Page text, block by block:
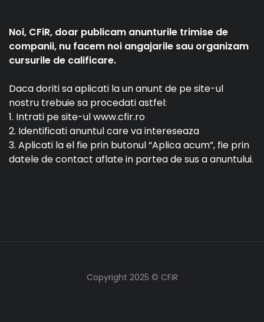
Noi, CFiR, doar publicam anunturile trimise de
companii, nu facem noi angajarile sau organizam
cursurile de calificare.
Daca doriti sa aplicati la un anunt de pe site-ul
nostru trebuie sa procedati astfel:
1. Intrati pe site-ul www.cfir.ro
2. Identificati anuntul care va intereseaza
3. Aplicati la el fie prin butonul “Aplica acum”, fie prin
datele de contact aflate in partea de sus a anuntului.
Copyright 2025 © CFiR